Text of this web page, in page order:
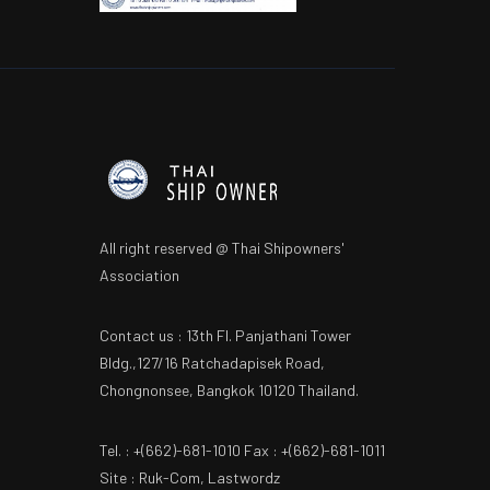
All right reserved @ Thai Shipowners'
Association
Contact us : 13th Fl. Panjathani Tower
Bldg.,127/16 Ratchadapisek Road,
Chongnonsee, Bangkok 10120 Thailand.
Tel. : +(662)-681-1010 Fax : +(662)-681-1011
Site : Ruk-Com, Lastwordz